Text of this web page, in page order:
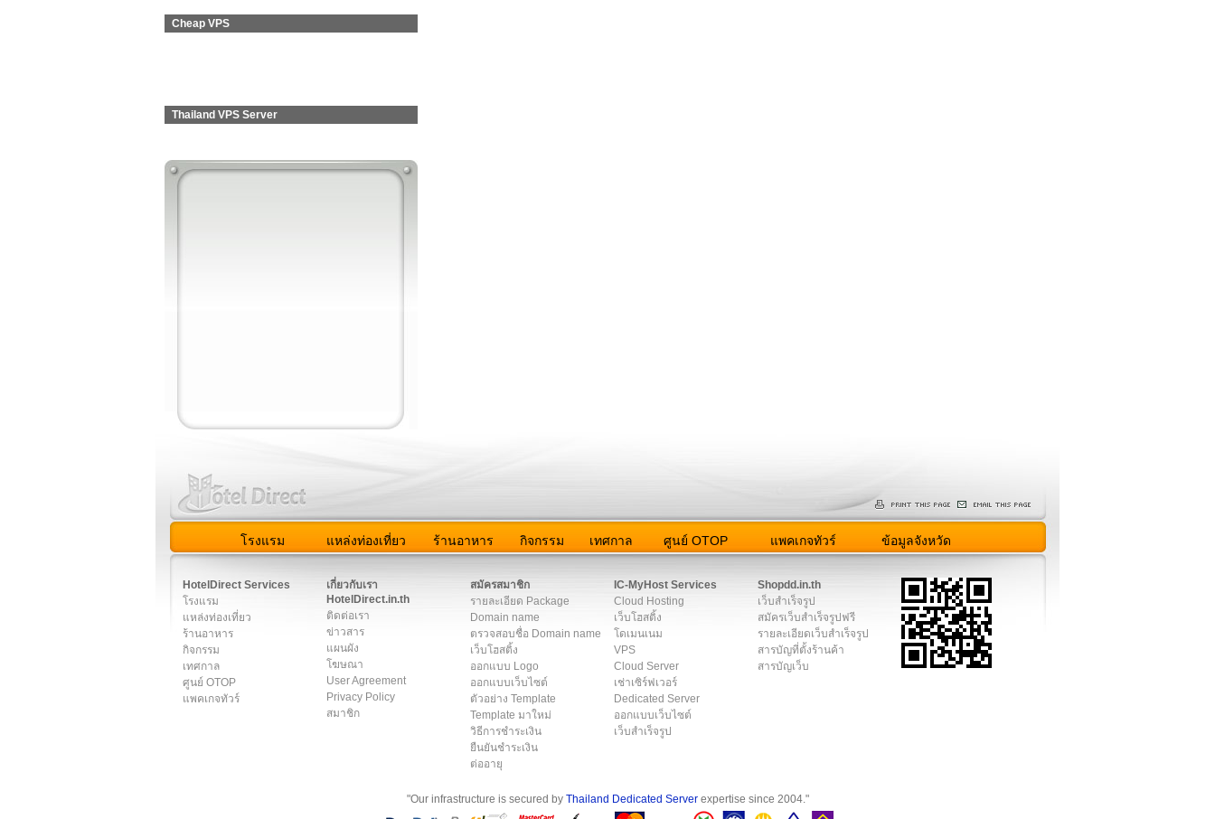
Cheap VPS
Thailand VPS Server
โรงแรม แหล่งท่องเที่ยว ร้านอาหาร กิจกรรม เทศกาล ศูนย์ OTOP แพคเกจทัวร์ ข้อมูลจังหวัด
HotelDirect Services
โรงแรม
แหล่งท่องเที่ยว
ร้านอาหาร
กิจกรรม
เทศกาล
ศูนย์ OTOP
แพคเกจทัวร์
เกี่ยวกับเรา
HotelDirect.in.th
ติดต่อเรา
ข่าวสาร
แผนผัง
โฆษณา
User Agreement
Privacy Policy
สมาชิก
สมัครสมาชิก
รายละเอียด Package
Domain name
ตรวจสอบชื่อ Domain name
เว็บโฮสติ้ง
ออกแบบ Logo
ออกแบบเว็บไซต์
ตัวอย่าง Template
Template มาใหม่
วิธีการชำระเงิน
ยืนยันชำระเงิน
ต่ออายุ
IC-MyHost Services
Cloud Hosting
เว็บโฮสติ้ง
โดเมนเนม
VPS
Cloud Server
เช่าเซิร์ฟเวอร์
Dedicated Server
ออกแบบเว็บไซต์
เว็บสำเร็จรูป
Shopdd.in.th
เว็บสำเร็จรูป
สมัครเว็บสำเร็จรูปฟรี
รายละเอียดเว็บสำเร็จรูป
สารบัญที่ตั้งร้านค้า
สารบัญเว็บ
"Our infrastructure is secured by Thailand Dedicated Serverexpertise since 2004."